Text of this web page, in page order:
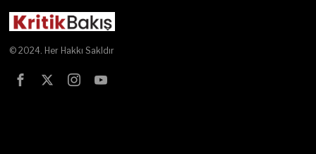
© 2024. Her Hakkı Sakldır